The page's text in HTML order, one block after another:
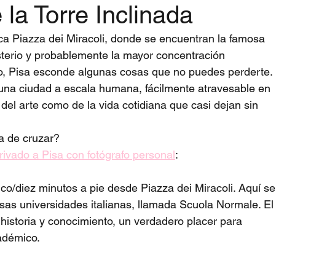
Torre Inclinada
Piazza dei Miracoli, donde se encuentran la famosa
y probablemente la mayor concentración
Pisa esconde algunas cosas que no puedes perderte.
ciudad a escala humana, fácilmente atravesable en
arte como de la vida cotidiana que casi dejan sin
de cruzar?
a Pisa con fotógrafo personal:
diez minutos a pie desde Piazza dei Miracoli. Aquí se
universidades italianas, llamada Scuola Normale. El
y conocimiento, un verdadero placer para